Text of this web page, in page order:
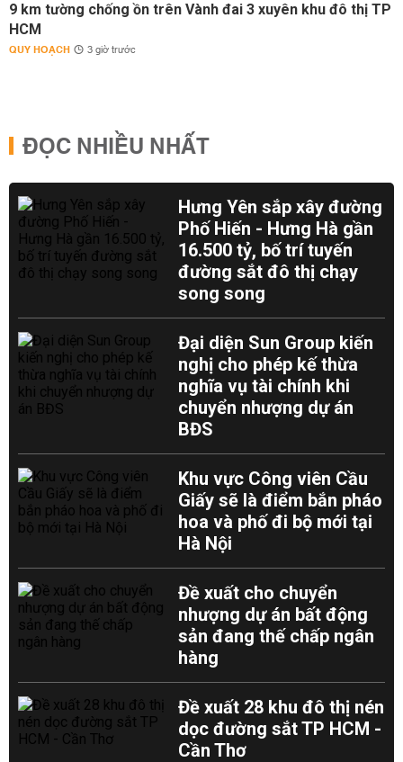
9 km tường chống ồn trên Vành đai 3 xuyên khu đô thị TP
HCM
QUY HOẠCH 3 giờ trước
ĐỌC NHIỀU NHẤT
Hưng Yên sắp xây đường
Phố Hiến - Hưng Hà gần
16.500 tỷ, bố trí tuyến
đường sắt đô thị chạy
song song
Đại diện Sun Group kiến
nghị cho phép kế thừa
nghĩa vụ tài chính khi
chuyển nhượng dự án
BĐS
Khu vực Công viên Cầu
Giấy sẽ là điểm bắn pháo
hoa và phố đi bộ mới tại
Hà Nội
Đề xuất cho chuyển
nhượng dự án bất động
sản đang thế chấp ngân
hàng
Đề xuất 28 khu đô thị nén
dọc đường sắt TP HCM -
Cần Thơ